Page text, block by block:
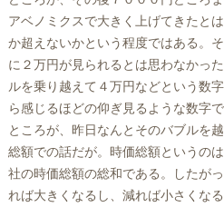
アベノミクスで大きく上げてきたと
か超えないかという程度ではある。
に２万円が見られるとは思わなかっ
ルを乗り越えて４万円などという数
ら感じるほどの仰ぎ見るような数字で
ところが、昨日なんとそのバブルを
総額での話だが。時価総額というの
社の時価総額の総和である。したが
れば大きくなるし、減れば小さくな